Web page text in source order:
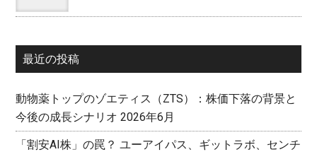
最近の投稿
動物薬トップのゾエティス（ZTS）：株価下落の背景と
今後の成長シナリオ 2026年6月
「割安AI株」の罠？ ユーアイパス、ギットラボ、センチ